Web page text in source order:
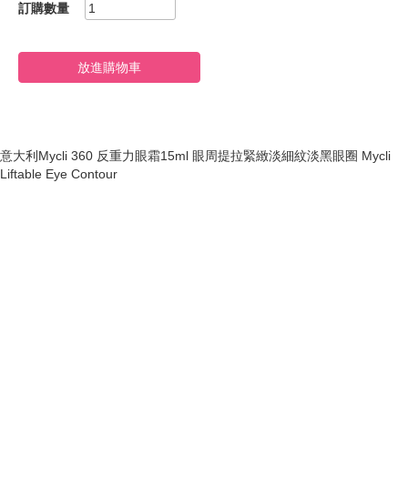
訂購數量
放進購物車
意大利Mycli 360 反重力眼霜15ml 眼周提拉緊緻淡細紋淡黑眼圈 Mycli
Liftable Eye Contour